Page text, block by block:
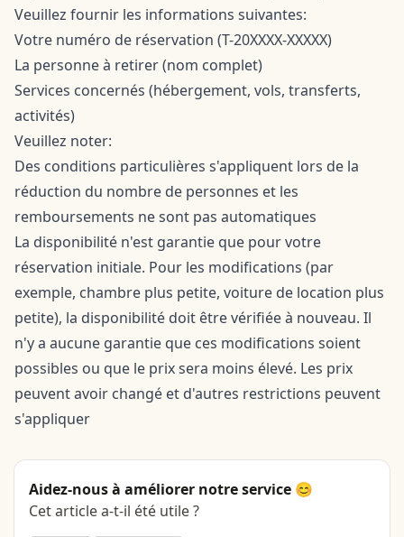
Veuillez fournir les informations suivantes:
Votre numéro de réservation (T-20XXXX-XXXXX)
La personne à retirer (nom complet)
Services concernés (hébergement, vols, transferts,
activités)
Veuillez noter:
Des conditions particulières s'appliquent lors de la
réduction du nombre de personnes et les
remboursements ne sont pas automatiques
La disponibilité n'est garantie que pour votre
réservation initiale. Pour les modifications (par
exemple, chambre plus petite, voiture de location plus
petite), la disponibilité doit être vérifiée à nouveau. Il
n'y a aucune garantie que ces modifications soient
possibles ou que le prix sera moins élevé. Les prix
peuvent avoir changé et d'autres restrictions peuvent
s'appliquer
Aidez-nous à améliorer notre service 😊
Cet article a-t-il été utile ?